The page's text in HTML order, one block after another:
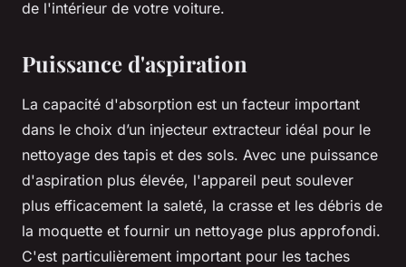
de l'intérieur de votre voiture.
Puissance d'aspiration
La capacité d'absorption est un facteur important
dans le choix d’un injecteur extracteur idéal pour le
nettoyage des tapis et des sols. Avec une puissance
d'aspiration plus élevée, l'appareil peut soulever
plus efficacement la saleté, la crasse et les débris de
la moquette et fournir un nettoyage plus approfondi.
C'est particulièrement important pour les taches